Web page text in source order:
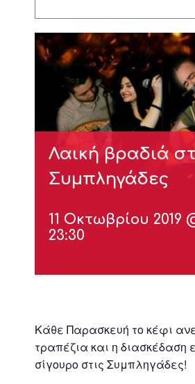
Λαική βραδιά
Συμπληγάδες
11 Οκτωβρίου 2019
23:30
Κάθε Παρασκευή το κέφι
τραπέζια και η διασκέδαση
σίγουρο στις Συμπληγάδες!